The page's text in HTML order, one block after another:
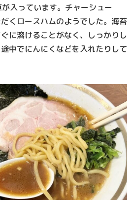
入っています。チャーシュー
くロースハムのようでした。海苔
に溶けることがなく、しっかりし
中でにんにくなどを入れたりして